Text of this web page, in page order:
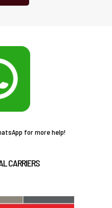
for more help!
CARRIERS